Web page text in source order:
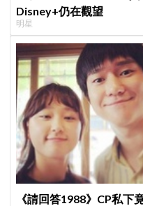
Disney+仍在觀望
明星
《請回答1988》CP私下